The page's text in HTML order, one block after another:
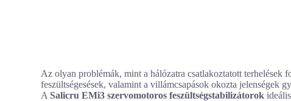
Az olyan problémák, mint a hálózatra csatlakoztatott terhelések
feszültségesések, valamint a villámcsapások okozta jelenségek
ASalicru EMi3 szervomotoros feszültségstabilizátorok